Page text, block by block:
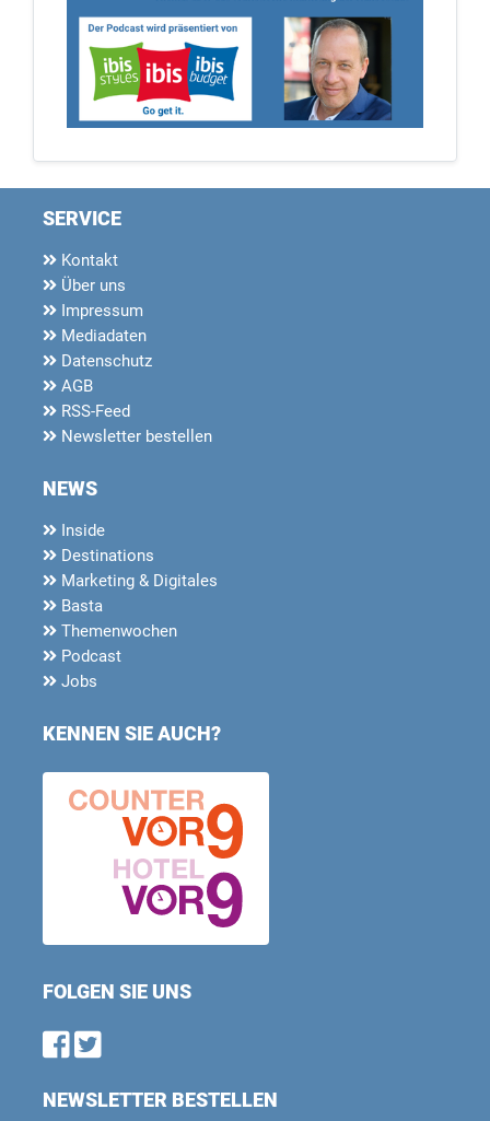
SERVICE
Kontakt
Über uns
Impressum
Mediadaten
Datenschutz
AGB
RSS-Feed
Newsletter bestellen
NEWS
Inside
Destinations
Marketing & Digitales
Basta
Themenwochen
Podcast
Jobs
KENNEN SIE AUCH?
FOLGEN SIE UNS
Find us on Facebook
Follow us on Twitter
NEWSLETTER BESTELLEN